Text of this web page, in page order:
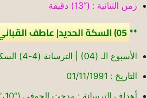
زمن الثنائية : (“13) دقيقة
**05) السكة الحديد| عاطف القباني
الأسبوع الـ (04) | الترسانة (4-4) السكة الحديد
التاريخ : 01/11/1991